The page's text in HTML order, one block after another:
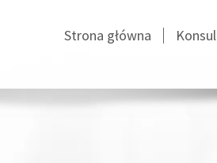
Strona główna Konsul